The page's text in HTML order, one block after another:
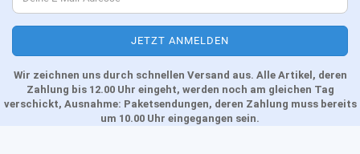
Wir zeichnen uns durch schnellen Versand aus. Alle Artikel, deren
Zahlung bis 12.00 Uhr eingeht, werden noch am gleichen Tag
verschickt, Ausnahme: Paketsendungen, deren Zahlung muss bereits
um 10.00 Uhr eingegangen sein.